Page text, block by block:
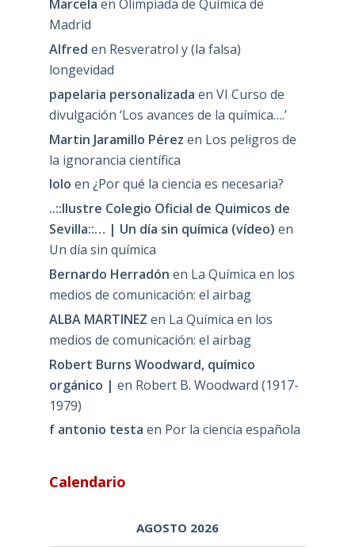
Marcela en Olimpiada de Química de
Madrid
Alfred en Resveratrol y (la falsa)
longevidad
papelaria personalizada en VI Curso de
divulgación ‘Los avances de la química….’
Martin Jaramillo Pérez en Los peligros de
la ignorancia científica
lolo en ¿Por qué la ciencia es necesaria?
..::Ilustre Colegio Oficial de Quimicos de
Sevilla::… | Un día sin química (vídeo) en
Un día sin química
Bernardo Herradón en La Química en los
medios de comunicación: el airbag
ALBA MARTINEZ en La Química en los
medios de comunicación: el airbag
Robert Burns Woodward, químico
orgánico | en Robert B. Woodward (1917-
1979)
f antonio testa en Por la ciencia española
Calendario
AGOSTO 2026